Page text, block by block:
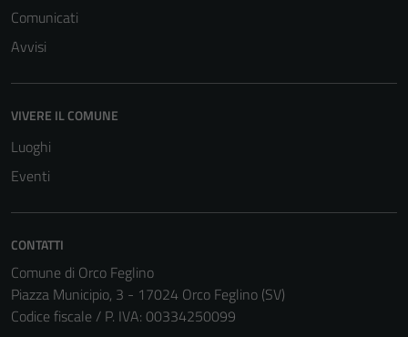
Comunicati
Avvisi
VIVERE IL COMUNE
Luoghi
Eventi
CONTATTI
Comune di Orco Feglino
Piazza Municipio, 3 - 17024 Orco Feglino (SV)
Codice fiscale / P. IVA: 00334250099